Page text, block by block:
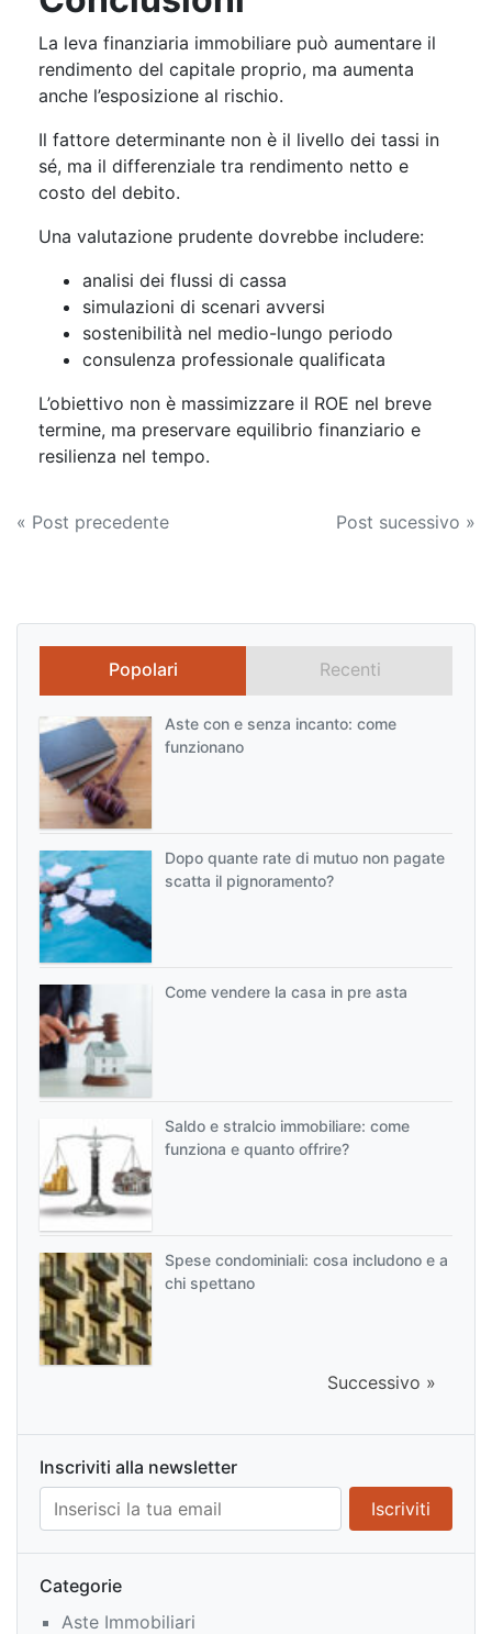
La leva finanziaria immobiliare può aumentare il
rendimento del capitale proprio, ma aumenta
anche l’esposizione al rischio.
Il fattore determinante non è il livello dei tassi in
sé, ma il differenziale tra rendimento netto e
costo del debito.
Una valutazione prudente dovrebbe includere:
analisi dei flussi di cassa
simulazioni di scenari avversi
sostenibilità nel medio-lungo periodo
consulenza professionale qualificata
L’obiettivo non è massimizzare il ROE nel breve
termine, ma preservare equilibrio finanziario e
resilienza nel tempo.
Navigazione
« Post precedente Post sucessivo »
Popolari Recenti
Aste con e senza incanto: come
funzionano
Dopo quante rate di mutuo non pagate
scatta il pignoramento?
Come vendere la casa in pre asta
Saldo e stralcio immobiliare: come
funziona e quanto offrire?
Spese condominiali: cosa includono e a
chi spettano
Successivo »
Inscriviti alla newsletter
Categorie
Aste Immobiliari